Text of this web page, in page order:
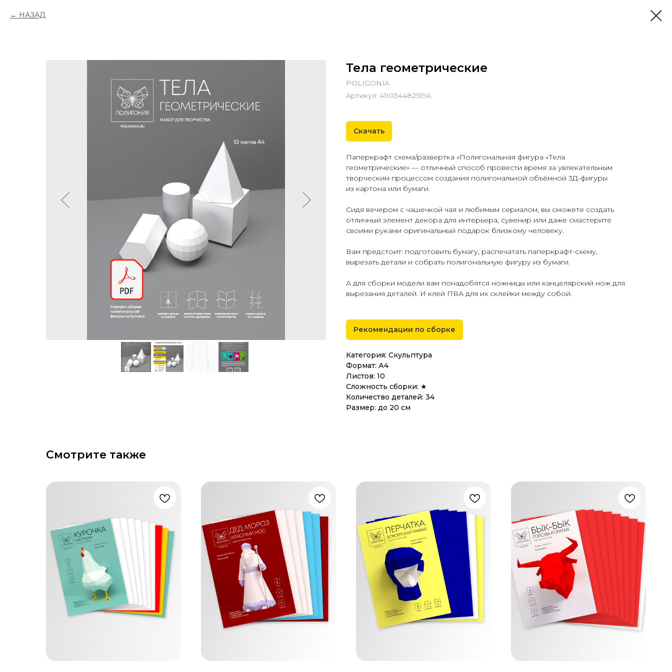
НАЗАД
Тела геометрические
POLIGONIA
Артикул: 411034482519А
Скачать
Паперкрафт схема/развертка «Полигональная фигура «Тела
геометрические» — отличный способ провести время за увлекательным
творческим процессом создания полигональной объёмной 3Д-фигуры
из картона или бумаги.
Сидя вечером с чашечкой чая и любимым сериалом, вы сможете создать
отличный элемент декора для интерьера, сувенир или даже смастерите
своими руками оригинальный подарок близкому человеку.
Вам предстоит: подготовить бумагу, распечатать паперкрафт-схему,
вырезать детали и собрать полигональную фигуру из бумаги.
А для сборки модели вам понадобятся ножницы или канцелярский нож для
вырезания деталей. И клей ПВА для их склейки между собой.
Рекомендации по сборке
Категория: Скульптура
Формат: А4
Листов: 10
Сложность сборки: ★
Количество деталей: 34
Размер: до 20 см
Смотрите также